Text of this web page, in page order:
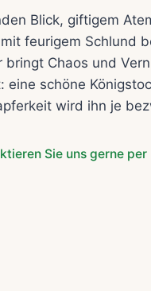
Blick, giftigem
feurigem Schlund
bringt Chaos und
schöne
wird ihn je
Sie uns gerne per